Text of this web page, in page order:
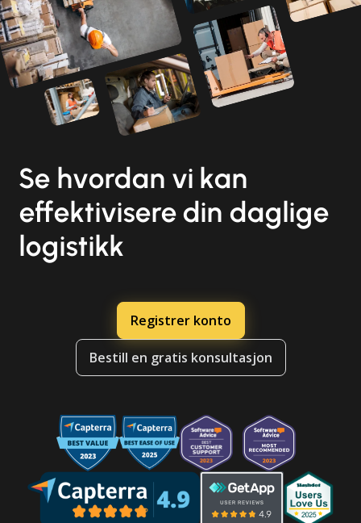
Se hvordan vi kan
effektivisere din daglige
logistikk
Registrer konto
Bestill en gratis konsultasjon